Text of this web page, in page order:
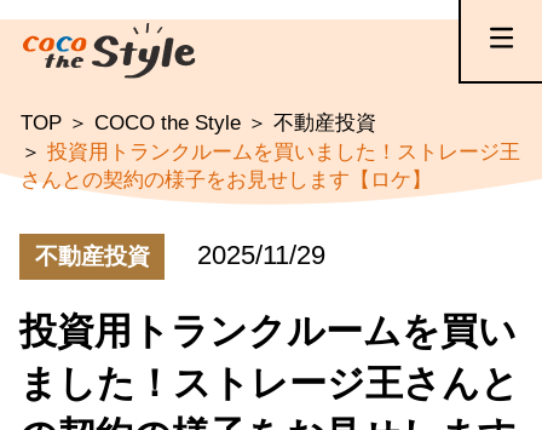
TOP COCO the Style
不動産投資
投資用トランクルームを買いました！ストレージ王
さんとの契約の様子をお見せします【ロケ】
不動産投資 2025/11/29
投資用トランクルームを買い
ました！ストレージ王さんと